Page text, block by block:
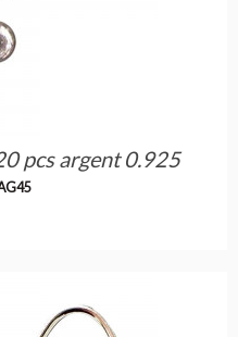
pcs argent 0.925